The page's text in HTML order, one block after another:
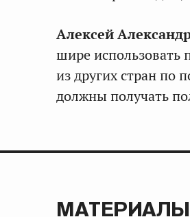
Алексей
шире использовать
из других стран по
должны получать